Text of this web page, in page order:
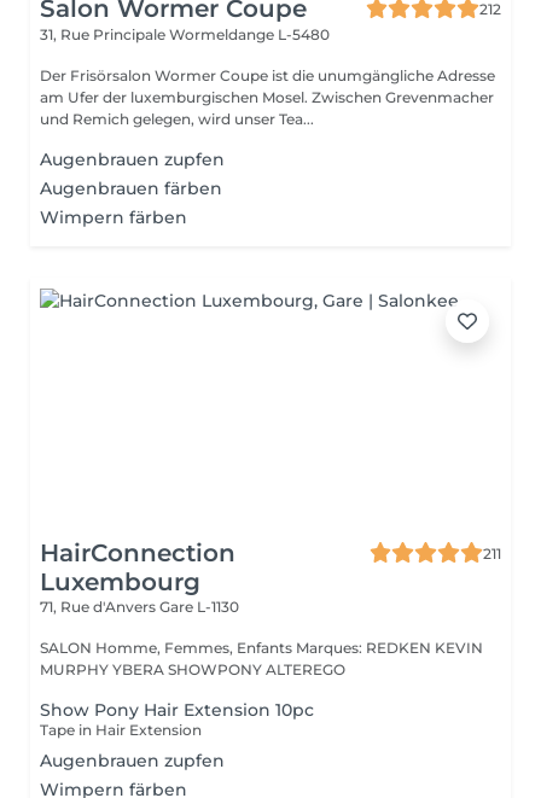
Salon Wormer Coupe
212
31, Rue Principale Wormeldange L-5480
Der Frisörsalon Wormer Coupe ist die unumgängliche Adresse
am Ufer der luxemburgischen Mosel. Zwischen Grevenmacher
und Remich gelegen, wird unser Tea...
Augenbrauen zupfen
Augenbrauen färben
Wimpern färben
HairConnection
Luxembourg
211
71, Rue d'Anvers Gare L-1130
SALON Homme, Femmes, Enfants Marques: REDKEN KEVIN
MURPHY YBERA SHOWPONY ALTEREGO
Show Pony Hair Extension 10pc
Tape in Hair Extension
Augenbrauen zupfen
Wimpern färben